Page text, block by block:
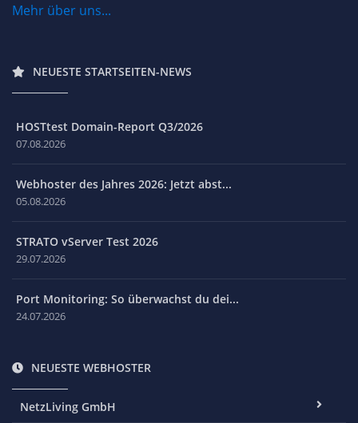
Mehr über uns...
NEUESTE STARTSEITEN-NEWS
HOSTtest Domain-Report Q3/2026
07.08.2026
Webhoster des Jahres 2026: Jetzt abst...
05.08.2026
STRATO vServer Test 2026
29.07.2026
Port Monitoring: So überwachst du dei...
24.07.2026
NEUESTE WEBHOSTER
NetzLiving GmbH